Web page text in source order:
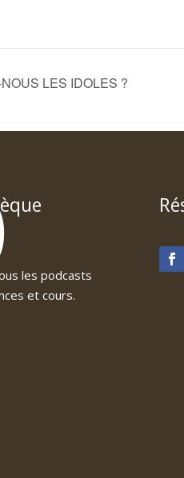
LES IDOLES ?
les podcasts
et cours.